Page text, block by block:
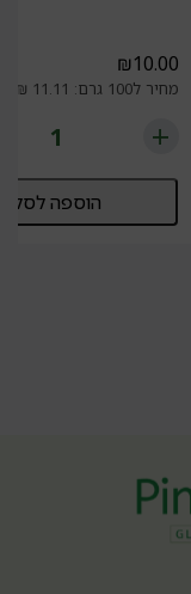
₪10.00
מחיר ל100 גרם: 11.11 ₪
הוספה לסל